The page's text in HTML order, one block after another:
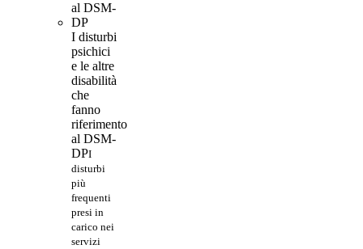
I disturbi
psichici
e le altre
disabilità
che
fanno
riferimento
al DSM-
DPI
disturbi
più
frequenti
presi in
carico nei
servizi